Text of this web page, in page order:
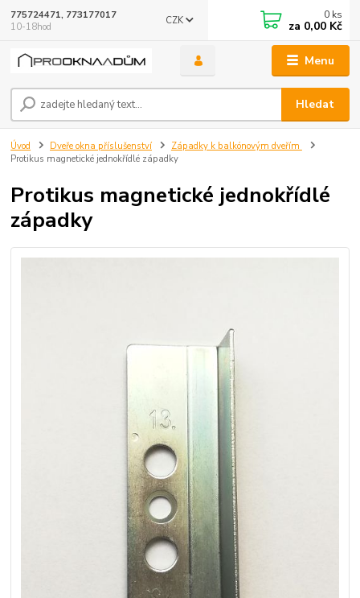
Menu
CZK
Hledat
775724471, 773177017
10-18hod
0 ks
za 0,00 Kč
Úvod Dveře okna příslušenství
Západky k balkónovým dveřím
Protikus magnetické jednokřídlé západky
Protikus magnetické jednokřídlé
západky